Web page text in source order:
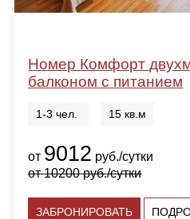
Номер Комфорт
балконом с питанием
1-3 чел. 15 кв.м
от 9012 руб./сутки
от10200руб./сутки
ЗАБРОНИРОВАТЬ